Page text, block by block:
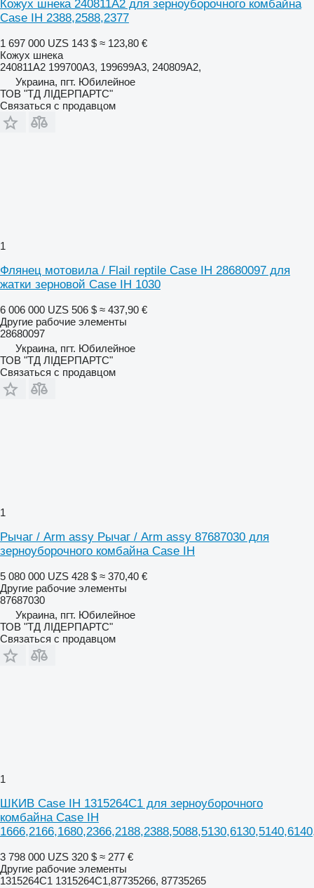
Кожух шнека 240811A2 для зерноуборочного комбайна
Case IH 2388,2588,2377
1 697 000 UZS 143 $ ≈ 123,80 €
Кожух шнека
240811A2 199700A3, 199699A3, 240809A2,
Украина, пгт. Юбилейное
ТОВ "ТД ЛІДЕРПАРТС"
Связаться с продавцом
1
Флянец мотовила / Flail reptile Case IH 28680097 для
жатки зерновой Case IH 1030
6 006 000 UZS 506 $ ≈ 437,90 €
Другие рабочие элементы
28680097
Украина, пгт. Юбилейное
ТОВ "ТД ЛІДЕРПАРТС"
Связаться с продавцом
1
Рычаг / Arm assy Рычаг / Arm assy 87687030 для
зерноуборочного комбайна Case IH
5 080 000 UZS 428 $ ≈ 370,40 €
Другие рабочие элементы
87687030
Украина, пгт. Юбилейное
ТОВ "ТД ЛІДЕРПАРТС"
Связаться с продавцом
1
ШКИВ Case IH 1315264C1 для зерноуборочного
комбайна Case IH
3 798 000 UZS 320 $ ≈ 277 €
Другие рабочие элементы
1315264C1 1315264C1,87735266, 87735265